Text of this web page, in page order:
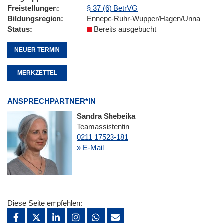
Freistellungen
§ 37 (6) BetrVG
Bildungsregion
Ennepe-Ruhr-Wupper/Hagen/Unna
Status
Bereits ausgebucht
NEUER TERMIN
MERKZETTEL
ANSPRECHPARTNER*IN
Sandra Shebeika
Teamassistentin
0211 17523-181
» E-Mail
Diese Seite empfehlen: